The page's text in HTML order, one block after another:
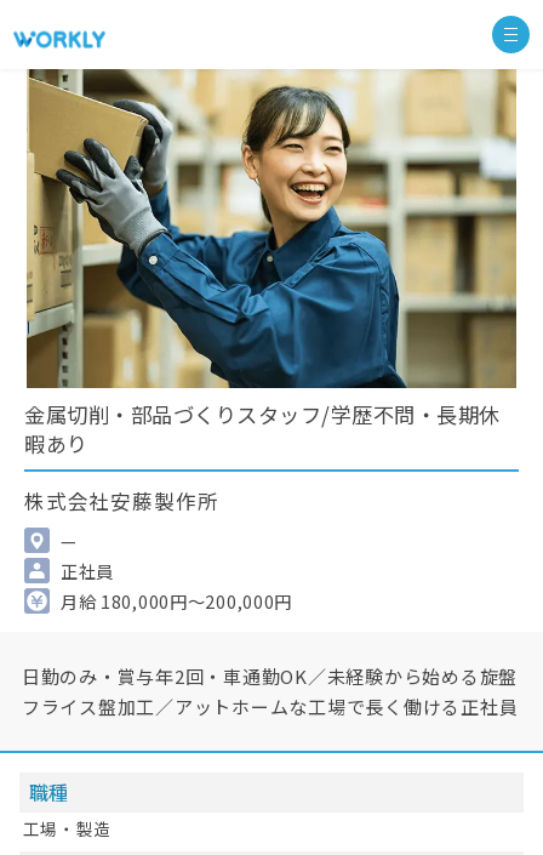
金属切削・部品づくりスタッフ/学歴不問・長期休
暇あり
株式会社安藤製作所
—
正社員
月給 180,000円～200,000円
日勤のみ・賞与年2回・車通勤OK／未経験から始める旋盤
フライス盤加工／アットホームな工場で長く働ける正社員
職種
工場・製造